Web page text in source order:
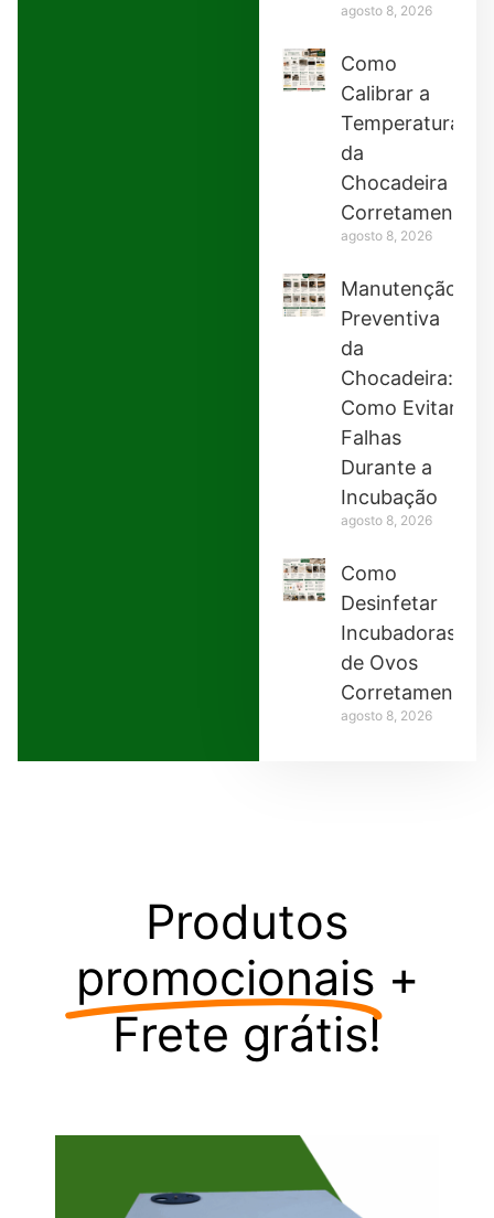
agosto 8, 2026
Como
Calibrar a
Temperatura
da
Chocadeira
Corretamente
agosto 8, 2026
Manutenção
Preventiva
da
Chocadeira:
Como Evitar
Falhas
Durante a
Incubação
agosto 8, 2026
Como
Desinfetar
Incubadoras
de Ovos
Corretamente
agosto 8, 2026
Produtos
promocionais +
Frete grátis!